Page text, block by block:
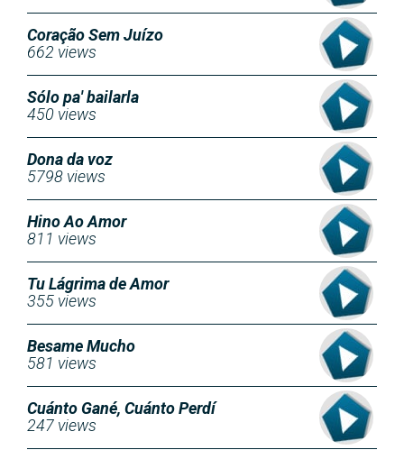
Coração Sem Juízo
662 views
Sólo pa' bailarla
450 views
Dona da voz
5798 views
Hino Ao Amor
811 views
Tu Lágrima de Amor
355 views
Besame Mucho
581 views
Cuánto Gané, Cuánto Perdí
247 views